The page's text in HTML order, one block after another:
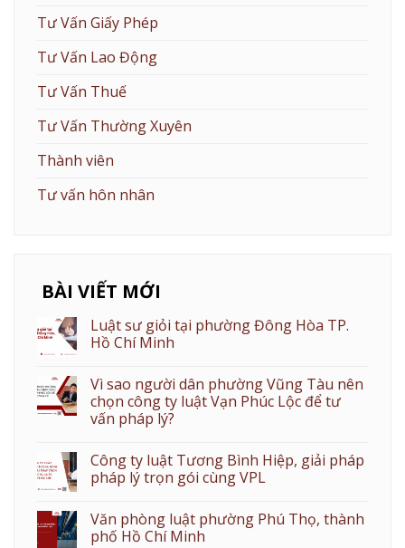
Tư Vấn Giấy Phép
Tư Vấn Lao Động
Tư Vấn Thuế
Tư Vấn Thường Xuyên
Thành viên
Tư vấn hôn nhân
BÀI VIẾT MỚI
Luật sư giỏi tại phường Đông Hòa TP.
Hồ Chí Minh
Vì sao người dân phường Vũng Tàu nên
chọn công ty luật Vạn Phúc Lộc để tư
vấn pháp lý?
Công ty luật Tương Bình Hiệp, giải pháp
pháp lý trọn gói cùng VPL
Văn phòng luật phường Phú Thọ, thành
phố Hồ Chí Minh